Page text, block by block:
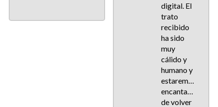
digital. El
trato
recibido
ha sido
muy
cálido y
humano y
estaremos
encantados
de volver